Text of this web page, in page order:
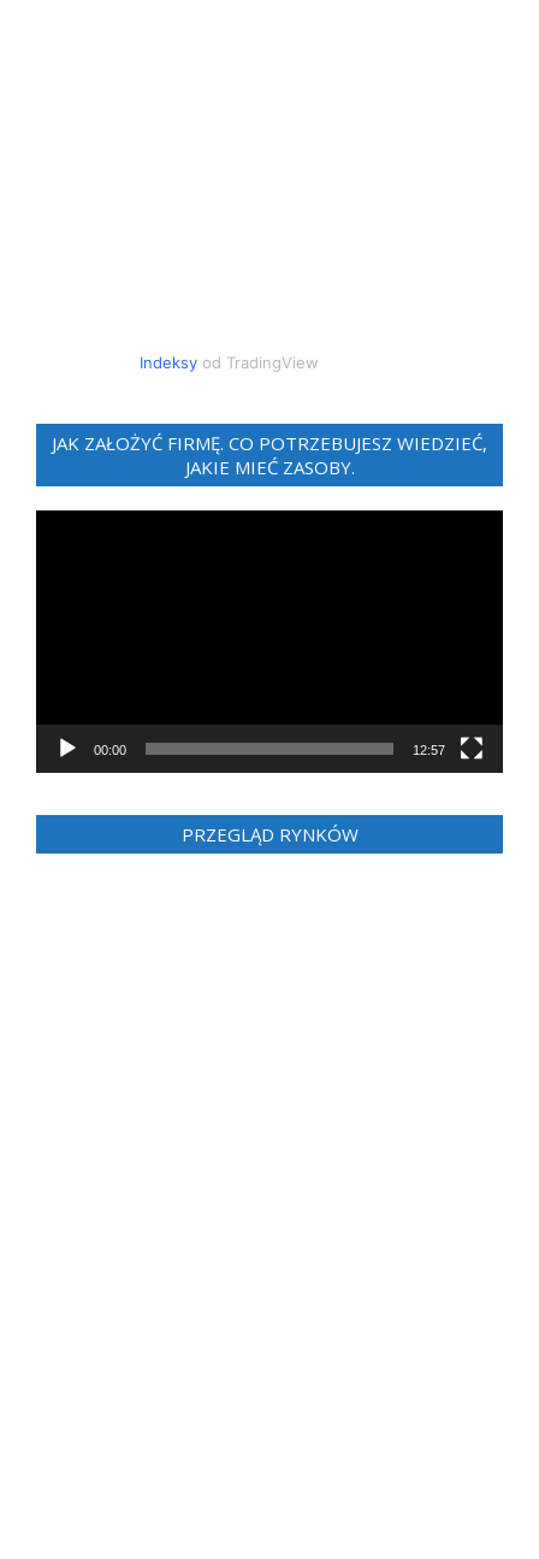
Indeksyod TradingView
JAK ZAŁOŻYĆ FIRMĘ. CO POTRZEBUJESZ WIEDZIEĆ,
JAKIE MIEĆ ZASOBY.
00:00 12:57
PRZEGLĄD RYNKÓW